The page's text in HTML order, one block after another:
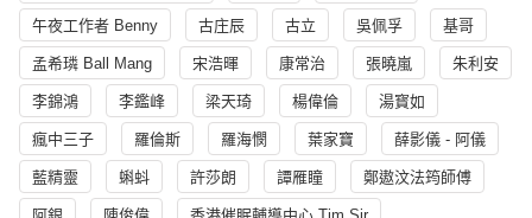
午夜工作者 Benny 古庄辰 古立 吳佩孚 基哥
孟希璘 Ball Mang 宋浩暉 康常治 張曉嵐 朱利安
李錦鴻 李鑑峰 梁天琦 楊偉倫 湯寳如
瘋中三子 羅倫斯 羅海憫 葉家寶 薛影儀 - 阿儀
藍精靈 蝌蚪 許莎朗 譚雁瞳 鄭遨汶法筠師傅